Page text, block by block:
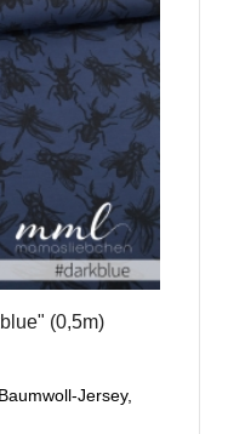
(0,5m)
Jersey,